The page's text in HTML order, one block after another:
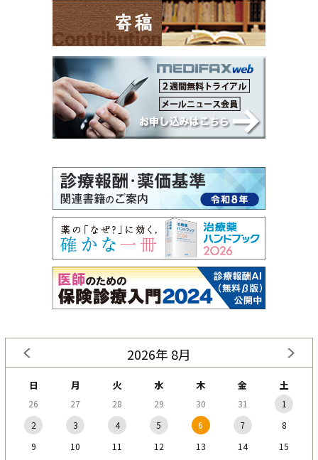
2026年 8月
日 月 火 水 木 金 土
26 27 28 29 30 31
1
2
3 4 5 6 7
8
9
10 11 12 13 14
15